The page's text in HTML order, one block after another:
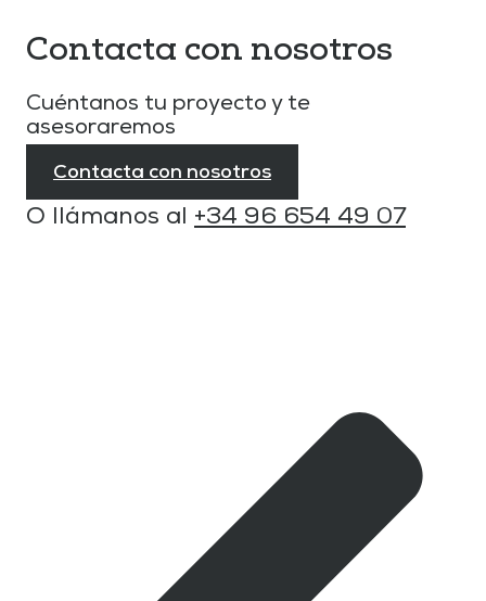
Contacta con nosotros
Cuéntanos tu proyecto y te
asesoraremos
Contacta con nosotros
O llámanos al +34 96 654 49 07